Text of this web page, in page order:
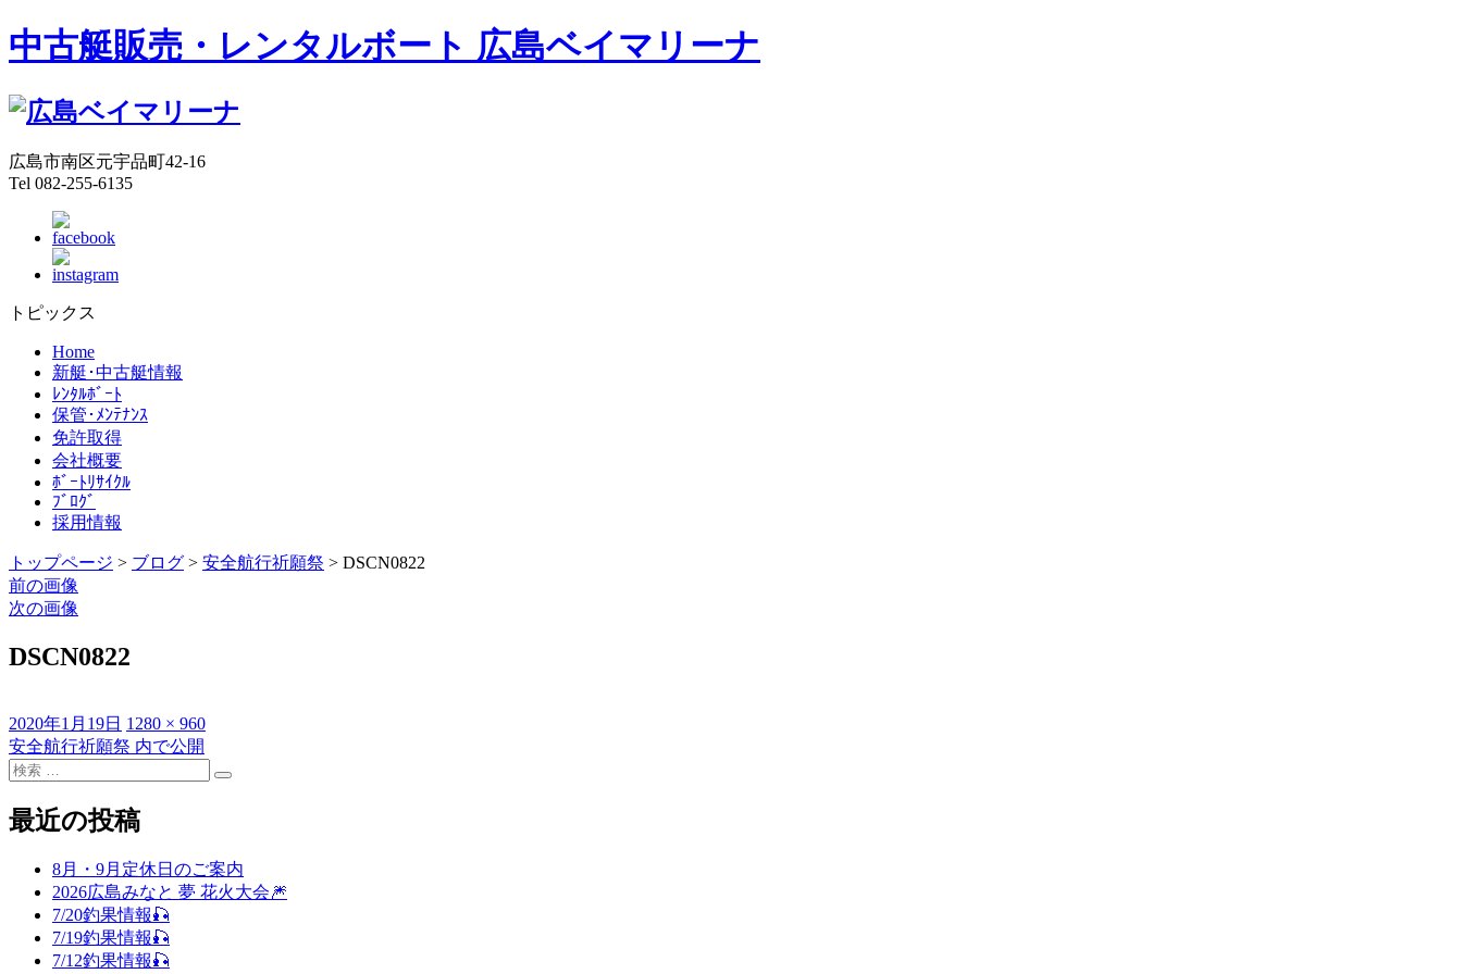
中古艇販売・レンタルボート 広島ベイマリーナ
広島市南区元宇品町42-16
Tel 082-255-6135
トピックス
Home
新艇･中古艇情報
ﾚﾝﾀﾙﾎﾞｰﾄ
保管･ﾒﾝﾃﾅﾝｽ
免許取得
会社概要
ﾎﾞｰﾄﾘｻｲｸﾙ
ﾌﾞﾛｸﾞ
採用情報
トップページ > ブログ > 安全航行祈願祭 > DSCN0822
前の画像
次の画像
DSCN0822
投
稿
日:
2020年1月19日 フ
ル
ズ
1280 × 960
投
稿
ナ
安全航行祈願祭 内で公開
検
対
象:
検
最近の投稿
8月・9月定休日のご案内
2026広島みなと 夢 花火大会🎆
7/20釣果情報🎣
7/19釣果情報🎣
7/12釣果情報🎣